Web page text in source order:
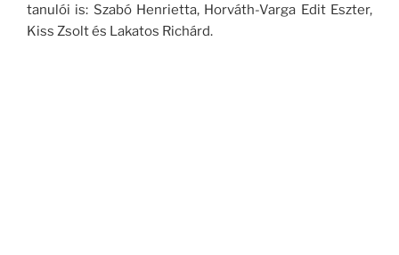
tanulói is: Szabó Henrietta, Horváth-Varga Edit Eszter,
Kiss Zsolt és Lakatos Richárd.